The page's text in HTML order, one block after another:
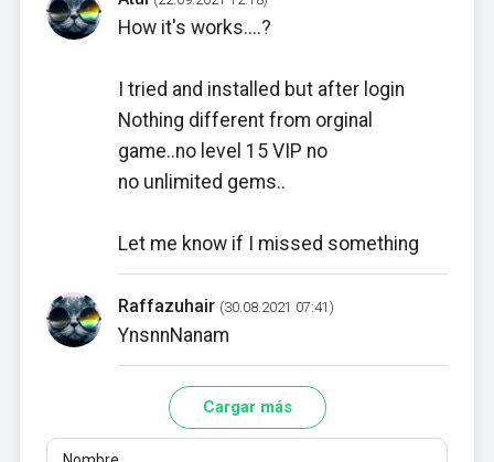
How it's works....?
I tried and installed but after login
Nothing different from orginal
game..no level 15 VIP no
no unlimited gems..
Let me know if I missed something
Raffazuhair (30.08.2021 07:41)
YnsnnNanam
Cargar más
Nombre
Correo
Reseñas
Al menos 10 caracteres. No se permiten enlaces.